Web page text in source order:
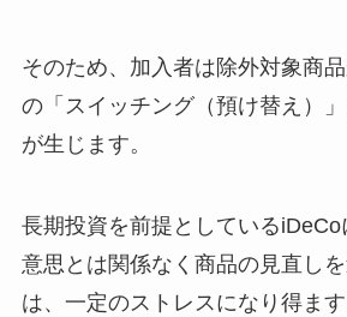
そのため、加入者は除外対象商
の「スイッチング（預け替え）
が生じます。
長期投資を前提としている
意思とは関係なく商品の見直し
は、一定のストレスになり得ます